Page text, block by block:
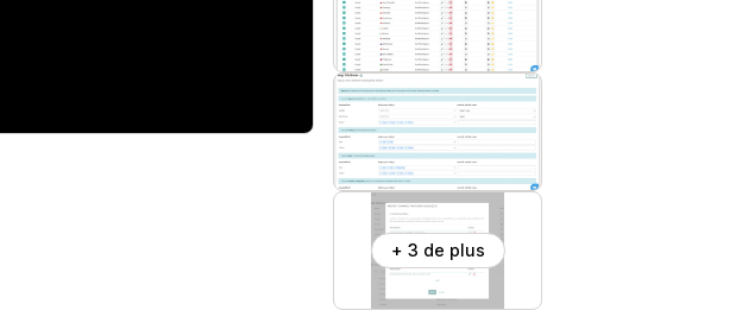
+ 3 de plus